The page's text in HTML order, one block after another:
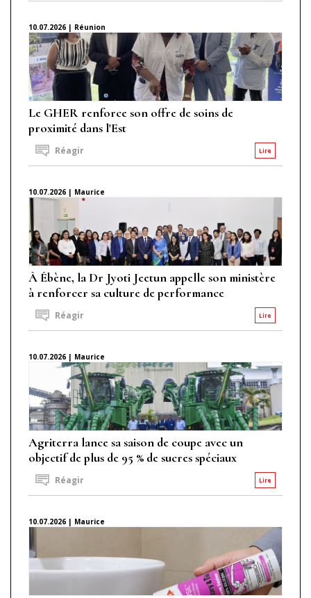
10.07.2026 | Réunion
Le GHER renforce son offre de soins de
proximité dans l'Est
Lire
Réagir
10.07.2026 | Maurice
À Ébène, la Dr Jyoti Jeetun appelle son ministère
à renforcer sa culture de performance
Lire
Réagir
10.07.2026 | Maurice
Agriterra lance sa saison de coupe avec un
objectif de plus de 95 % de sucres spéciaux
Lire
Réagir
10.07.2026 | Maurice